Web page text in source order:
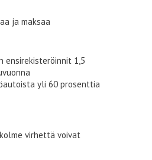
ja maksaa
ensirekisteröinnit 1,5
yli 60 prosenttia
virhettä voivat